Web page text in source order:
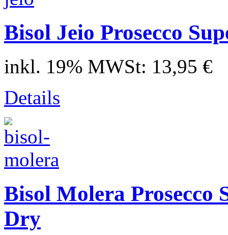
Bisol Jeio Prosecco
inkl. 19% MWSt: 13,95 €
Details
Bisol Molera Prosecco
Dry